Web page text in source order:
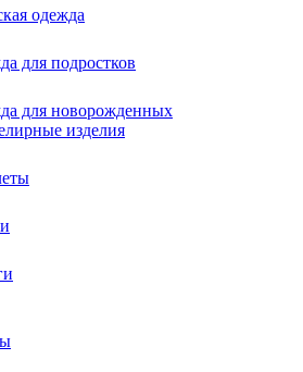
одежда
для подростков
для новорожденных
изделия